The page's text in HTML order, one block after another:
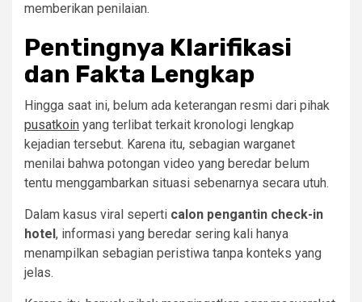
memberikan penilaian.
Pentingnya Klarifikasi
dan Fakta Lengkap
Hingga saat ini, belum ada keterangan resmi dari pihak
pusatkoin yang terlibat terkait kronologi lengkap
kejadian tersebut. Karena itu, sebagian warganet
menilai bahwa potongan video yang beredar belum
tentu menggambarkan situasi sebenarnya secara utuh.
Dalam kasus viral seperti calon pengantin check-in
hotel, informasi yang beredar sering kali hanya
menampilkan sebagian peristiwa tanpa konteks yang
jelas.